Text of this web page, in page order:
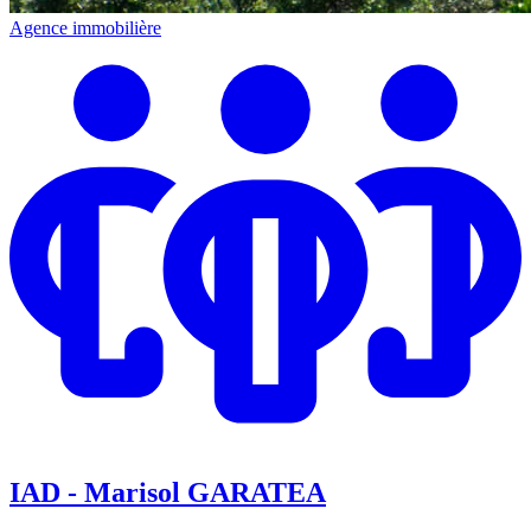
Agence immobilière
IAD - Marisol GARATEA